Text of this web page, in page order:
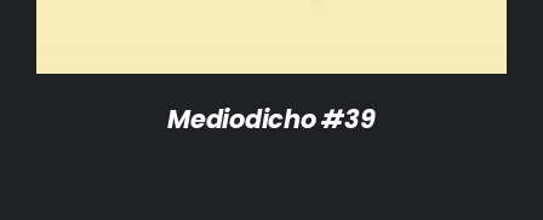
Mediodicho #39